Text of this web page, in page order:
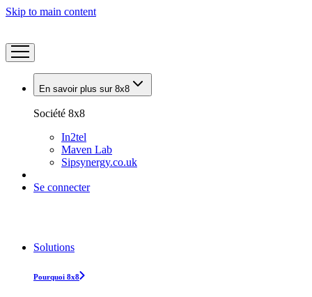
Skip to main content
En savoir plus sur 8x8
Société 8x8
In2tel
Maven Lab
Sipsynergy.co.uk
Se connecter
Solutions
Pourquoi 8x8